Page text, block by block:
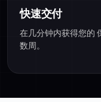
快速交付
在几分钟内获得您的
数周。